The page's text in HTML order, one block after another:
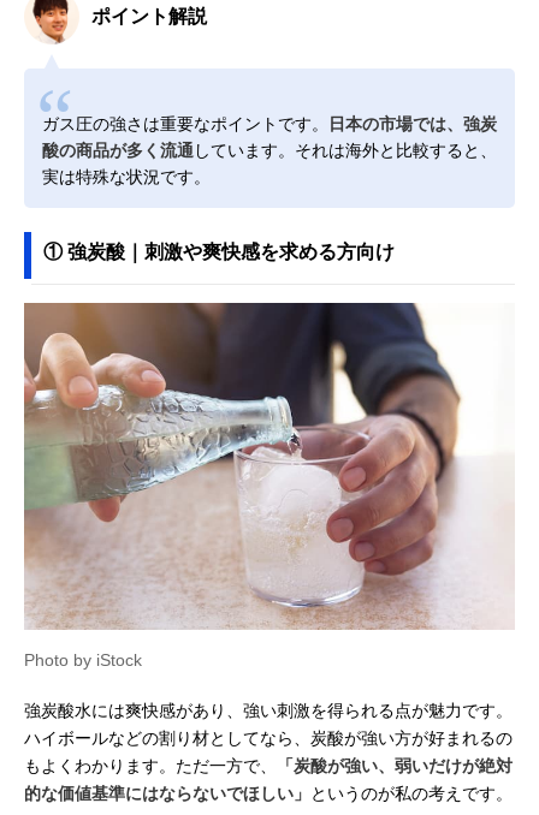
ポイント解説
ガス圧の強さは重要なポイントです。
日本の市場では、強炭
酸の商品が多く流通 しています。それは海外と比較すると、
実は特殊な状況です。
① 強炭酸｜刺激や爽快感を求める方向け
Photo by iStock
強炭酸水には爽快感があり、強い刺激を得られる点が魅力です。
ハイボールなどの割り材としてなら、炭酸が強い方が好まれるの
もよくわかります。ただ一方で、
「炭酸が強い、弱いだけが絶対
的な価値基準にはならないでほしい」 というのが私の考えです。